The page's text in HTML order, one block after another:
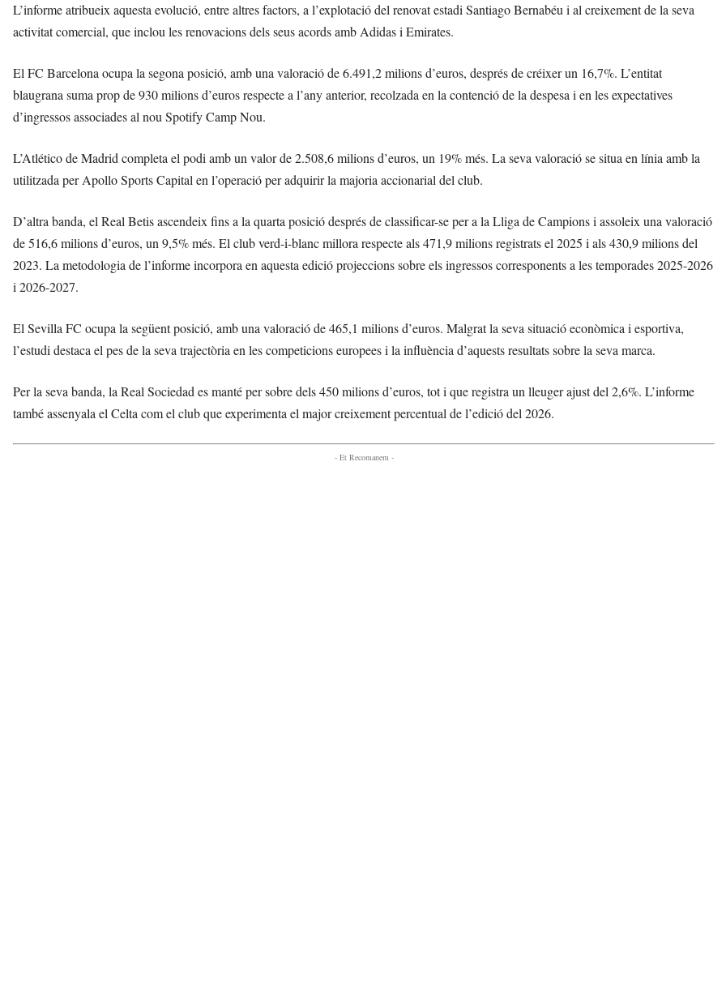
L’informe atribueix aquesta evolució, entre altres factors, a l’explotació del renovat estadi Santiago Bernabéu i al creixement de la seva
activitat comercial, que inclou les renovacions dels seus acords amb Adidas i Emirates.
El FC Barcelona ocupa la segona posició, amb una valoració de 6.491,2 milions d’euros, després de créixer un 16,7%. L’entitat
blaugrana suma prop de 930 milions d’euros respecte a l’any anterior, recolzada en la contenció de la despesa i en les expectatives
d’ingressos associades al nou Spotify Camp Nou.
L’Atlético de Madrid completa el podi amb un valor de 2.508,6 milions d’euros, un 19% més. La seva valoració se situa en línia amb la
utilitzada per Apollo Sports Capital en l’operació per adquirir la majoria accionarial del club.
D’altra banda, el Real Betis ascendeix fins a la quarta posició després de classificar-se per a la Lliga de Campions i assoleix una valoració
de 516,6 milions d’euros, un 9,5% més. El club verd-i-blanc millora respecte als 471,9 milions registrats el 2025 i als 430,9 milions del
2023. La metodologia de l’informe incorpora en aquesta edició projeccions sobre els ingressos corresponents a les temporades 2025-2026
i 2026-2027.
El Sevilla FC ocupa la següent posició, amb una valoració de 465,1 milions d’euros. Malgrat la seva situació econòmica i esportiva,
l’estudi destaca el pes de la seva trajectòria en les competicions europees i la influència d’aquests resultats sobre la seva marca.
Per la seva banda, la Real Sociedad es manté per sobre dels 450 milions d’euros, tot i que registra un lleuger ajust del 2,6%. L’informe
també assenyala el Celta com el club que experimenta el major creixement percentual de l’edició del 2026.
- Et Recomanem -